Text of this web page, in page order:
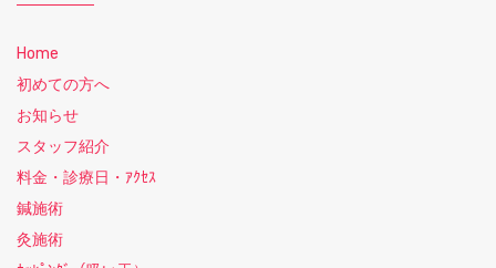
Home
初めての方へ
お知らせ
スタッフ紹介
料金・診療日・ｱｸｾｽ
鍼施術
灸施術